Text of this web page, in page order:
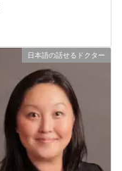
日本語の話せるドクター